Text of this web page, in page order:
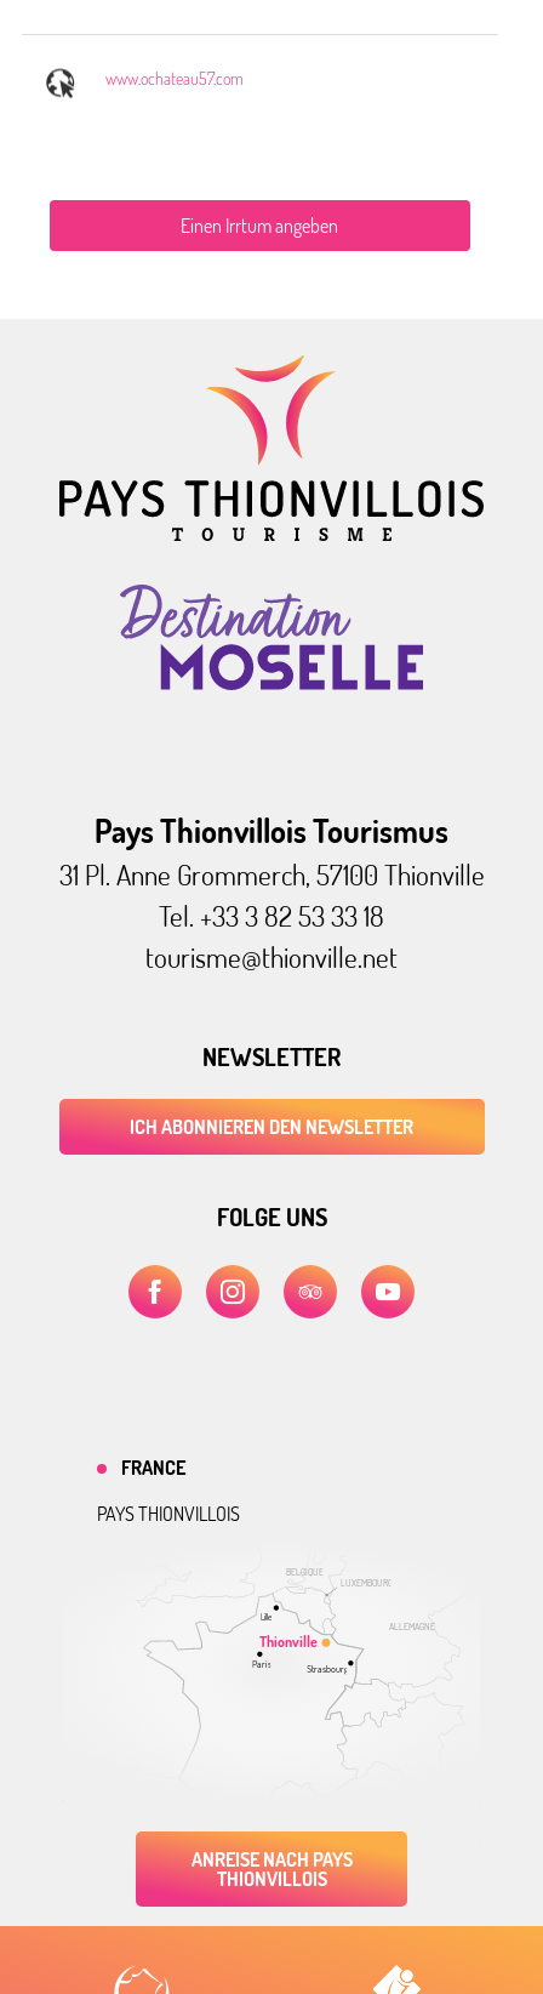
www.ochateau57.com
Einen Irrtum angeben
Pays Thionvillois Tourismus
31 Pl. Anne Grommerch, 57100 Thionville
Tel. +33 3 82 53 33 18
tourisme@thionville.net
NEWSLETTER
ICH ABONNIEREN DEN NEWSLETTER
FOLGE UNS
ALLEMAGNE
BELGIQUE
LUXEMBOURG
Thionville
Lille
Paris Strasbourg
FRANCE
PAYS THIONVILLOIS
ANREISE NACH PAYS
THIONVILLOIS